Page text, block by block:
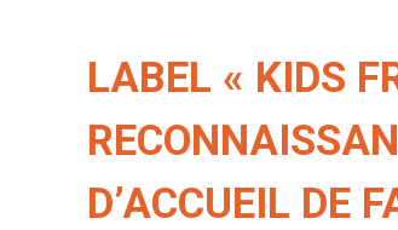
LABEL « KIDS
D’ACCUEIL DE